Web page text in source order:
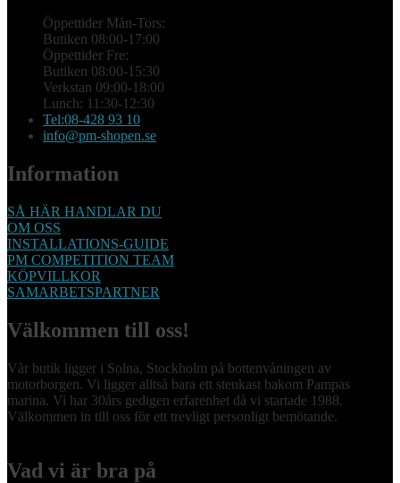
Öppettider Mån-Tors:
Butiken 08:00-17:00
Öppettider Fre:
Butiken 08:00-15:30
Verkstan 09:00-18:00
Lunch: 11:30-12:30
Tel:08-428 93 10
info@pm-shopen.se
Information
SÅ HÄR HANDLAR DU
OM OSS
INSTALLATIONS-GUIDE
PM COMPETITION TEAM
KÖPVILLKOR
SAMARBETSPARTNER
Välkommen till oss!
Vår butik ligger i Solna, Stockholm på bottenvåningen av
motorborgen. Vi ligger alltså bara ett stenkast bakom Pampas
marina. Vi har 30års gedigen erfarenhet då vi startade 1988.
Välkommen in till oss för ett trevligt personligt bemötande.
Vad vi är bra på